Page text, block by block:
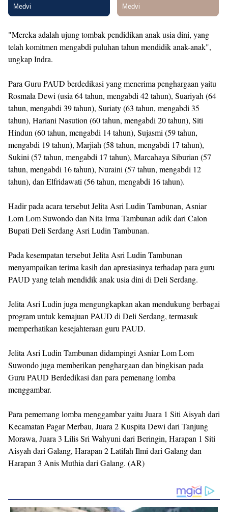
"Mereka adalah ujung tombak pendidikan anak usia dini, yang
telah komitmen mengabdi puluhan tahun mendidik anak-anak",
ungkap Indra.
Para Guru PAUD berdedikasi yang menerima penghargaan yaitu
Rosmala Dewi (usia 64 tahun, mengabdi 42 tahun), Suariyah (64
tahun, mengabdi 39 tahun), Suriaty (63 tahun, mengabdi 35
tahun), Hariani Nasution (60 tahun, mengabdi 20 tahun), Siti
Hindun (60 tahun, mengabdi 14 tahun), Sujasmi (59 tahun,
mengabdi 19 tahun), Marjiah (58 tahun, mengabdi 17 tahun),
Sukini (57 tahun, mengabdi 17 tahun), Marcahaya Siburian (57
tahun, mengabdi 16 tahun), Nuraini (57 tahun, mengabdi 12
tahun), dan Elfridawati (56 tahun, mengabdi 16 tahun).
Hadir pada acara tersebut Jelita Asri Ludin Tambunan, Asniar
Lom Lom Suwondo dan Nita Irma Tambunan adik dari Calon
Bupati Deli Serdang Asri Ludin Tambunan.
Pada kesempatan tersebut Jelita Asri Ludin Tambunan
menyampaikan terima kasih dan apresiasinya terhadap para guru
PAUD yang telah mendidik anak usia dini di Deli Serdang.
Jelita Asri Ludin juga mengungkapkan akan mendukung berbagai
program untuk kemajuan PAUD di Deli Serdang, termasuk
memperhatikan kesejahteraan guru PAUD.
Jelita Asri Ludin Tambunan didampingi Asniar Lom Lom
Suwondo juga memberikan penghargaan dan bingkisan pada
Guru PAUD Berdedikasi dan para pemenang lomba
menggambar.
Para pememang lomba menggambar yaitu Juara 1 Siti Aisyah dari
Kecamatan Pagar Merbau, Juara 2 Kuspita Dewi dari Tanjung
Morawa, Juara 3 Lilis Sri Wahyuni dari Beringin, Harapan 1 Siti
Aisyah dari Galang, Harapan 2 Latifah Ilmi dari Galang dan
Harapan 3 Anis Muthia dari Galang. (AR)